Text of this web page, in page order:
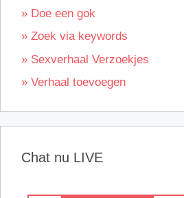
» Doe een gok
» Zoek via keywords
» Sexverhaal Verzoekjes
» Verhaal toevoegen
Chat nu LIVE